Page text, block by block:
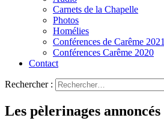
Carnets de la Chapelle
Photos
Homélies
Conférences de Carême 2021
Conférences Carême 2020
Contact
Rechercher :
Les pèlerinages annoncés